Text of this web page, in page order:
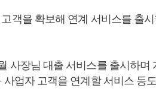
객을 확보해 연계 서비스를 출
사장님 대출 서비스를 출시하며
사업자 고객을 연계할 서비스 등